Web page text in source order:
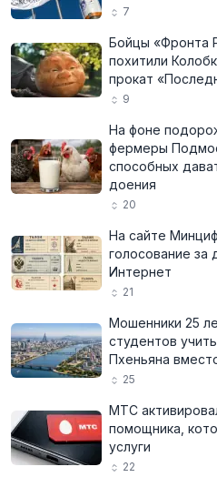
7
Бойцы «Фронта
похитили
прокат
9
На фоне
фермеры
способных
доения
20
На сайте
голосование за
Интернет
21
Мошенники 25
студентов
Пхеньяна
25
МТС
помощника,
услуги
22